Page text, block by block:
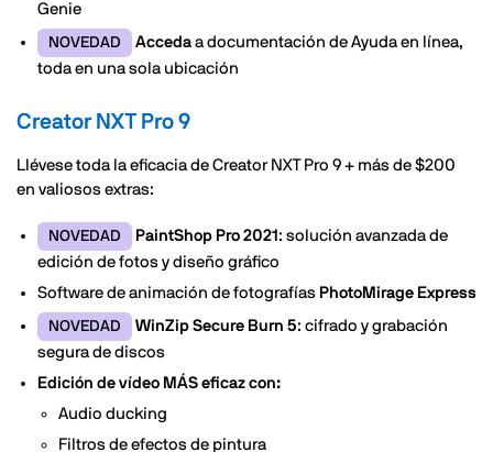
Genie
NOVEDAD Accedaa documentación de Ayuda en línea,
toda en una sola ubicación
Creator NXT Pro 9
Llévese toda la eficacia de Creator NXT Pro 9 + más de $200
en valiosos extras:
NOVEDAD PaintShop Pro 2021 : solución avanzada de
edición de fotos y diseño gráfico
Software de animación de fotografías PhotoMirage Express
NOVEDAD WinZip Secure Burn 5: cifrado y grabación
segura de discos
Edición de vídeo MÁS eficaz con:
Audio ducking
Filtros de efectos de pintura